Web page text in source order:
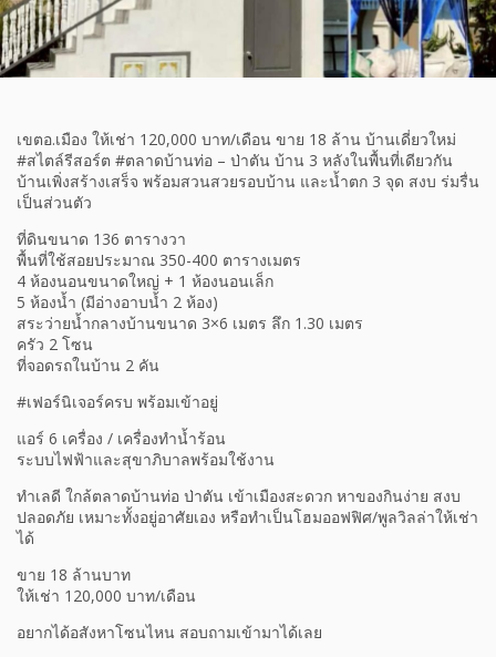
เขตอ.เมือง ให้เช่า 120,000 บาท/เดือน ขาย 18 ล้าน บ้านเดี่ยวใหม่
#สไตล์รีสอร์ต #ตลาดบ้านท่อ – ป่าตัน บ้าน 3 หลังในพื้นที่เดียวกัน
บ้านเพิ่งสร้างเสร็จ พร้อมสวนสวยรอบบ้าน และน้ำตก 3 จุด สงบ ร่มรื่น
เป็นส่วนตัว
ที่ดินขนาด 136 ตารางวา
พื้นที่ใช้สอยประมาณ 350-400 ตารางเมตร
4 ห้องนอนขนาดใหญ่ + 1 ห้องนอนเล็ก
5 ห้องน้ำ (มีอ่างอาบน้ำ 2 ห้อง)
สระว่ายน้ำกลางบ้านขนาด 3×6 เมตร ลึก 1.30 เมตร
ครัว 2 โซน
ที่จอดรถในบ้าน 2 คัน
#เฟอร์นิเจอร์ครบ พร้อมเข้าอยู่
แอร์ 6 เครื่อง / เครื่องทำน้ำร้อน
ระบบไฟฟ้าและสุขาภิบาลพร้อมใช้งาน
ทำเลดี ใกล้ตลาดบ้านท่อ ป่าตัน เข้าเมืองสะดวก หาของกินง่าย สงบ
ปลอดภัย เหมาะทั้งอยู่อาศัยเอง หรือทำเป็นโฮมออฟฟิศ/พูลวิลล่าให้เช่า
ได้
ขาย 18 ล้านบาท
ให้เช่า 120,000 บาท/เดือน
อยากได้อสังหาโซนไหน สอบถามเข้ามาได้เลย